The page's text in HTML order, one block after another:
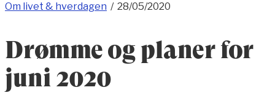
Om livet & hverdagen / 28/05/2020
Drømme og planer for
juni 2020